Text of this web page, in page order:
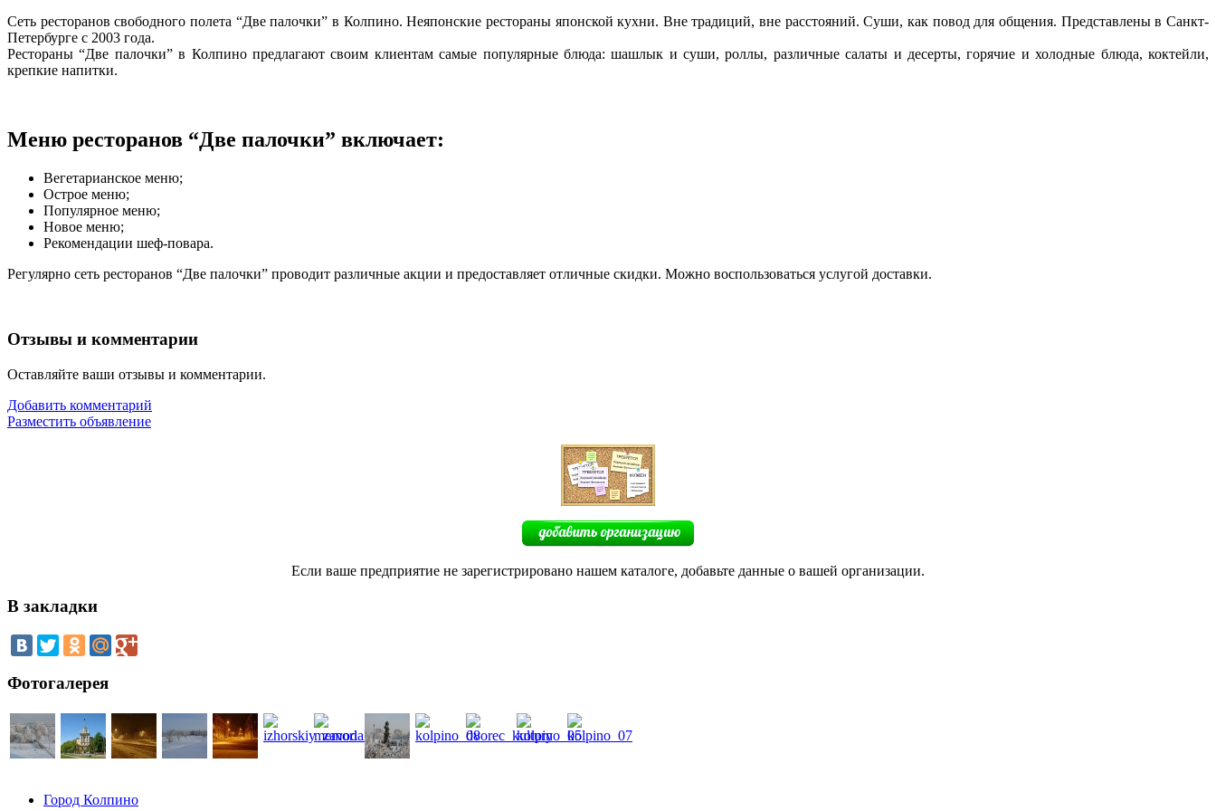
Сеть ресторанов свободного полета “Две палочки” в Колпино. Неяпонские рестораны японской кухни. Вне традиций, вне расстояний. Суши, как повод для общения. Представлены в Санкт-
Петербурге с 2003 года.
Рестораны “Две палочки” в Колпино предлагают своим клиентам самые популярные блюда: шашлык и суши, роллы, различные салаты и десерты, горячие и холодные блюда, коктейли,
крепкие напитки.
Меню ресторанов “Две палочки” включает:
Вегетарианское меню;
Острое меню;
Популярное меню;
Новое меню;
Рекомендации шеф-повара.
Регулярно сеть ресторанов “Две палочки” проводит различные акции и предоставляет отличные скидки. Можно воспользоваться услугой доставки.
Отзывы и комментарии
Оставляйте ваши отзывы и комментарии.
Добавить комментарий
Разместить объявление
Если ваше предприятие не зарегистрировано нашем каталоге, добавьте данные о вашей организации.
В закладки
Фотогалерея
Город Колпино